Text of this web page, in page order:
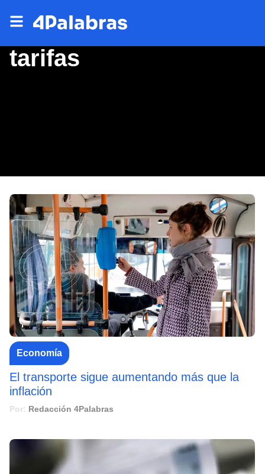
tarifas
Economía
El transporte sigue aumentando más que la
inflación
Por: Redacción 4Palabras